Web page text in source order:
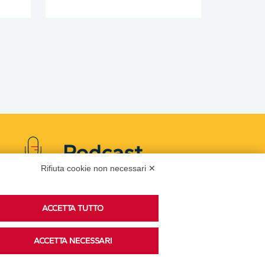
Podcast
Ascolta i podcast di approfondimento di Legacoop
Rifiuta cookie non necessari ✕
ACCETTA TUTTO
ACCETTA NECESSARI